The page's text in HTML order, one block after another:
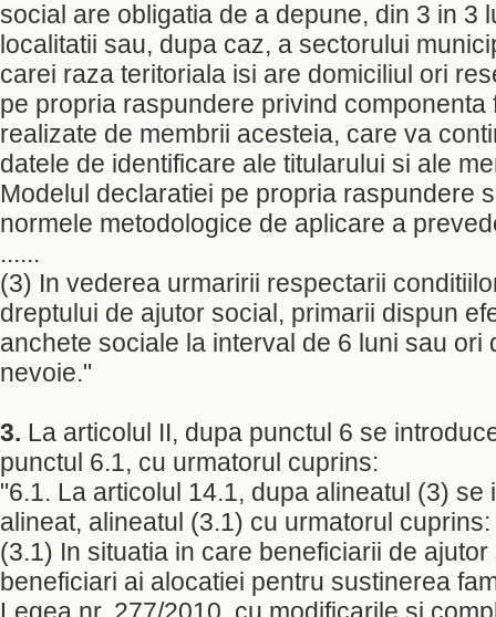
social are obligatia de a depune, din 3 in 3
localitatii sau, dupa caz, a sectorului
carei raza teritoriala isi are domiciliul ori
pe propria raspundere privind componenta
realizate de membrii acesteia, care va
datele de identificare ale titularului si ale
Modelul declaratiei pe propria raspundere
normele metodologice de aplicare a
......
(3) In vederea urmaririi respectarii
dreptului de ajutor social, primarii dispun
anchete sociale la interval de 6 luni sau ori
nevoie."
3. La articolul II, dupa punctul 6 se
punctul 6.1, cu urmatorul cuprins:
"6.1. La articolul 14.1, dupa alineatul (3) se
alineat, alineatul (3.1) cu urmatorul cuprins:
(3.1) In situatia in care beneficiarii de
beneficiari ai alocatiei pentru sustinerea